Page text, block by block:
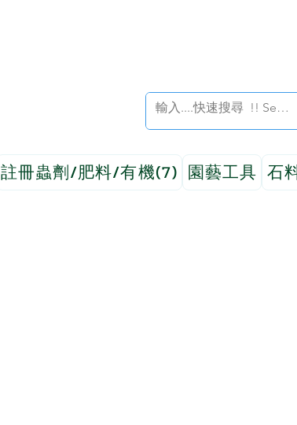
註冊蟲劑/肥料/有機(7) 園藝工具 石